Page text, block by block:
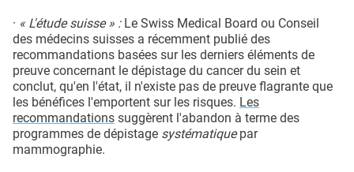
· « L'étude suisse » :Le Swiss Medical Board ou Conseil
des médecins suisses a récemment publié des
recommandations basées sur les derniers éléments de
preuve concernant le dépistage du cancer du sein et
conclut, qu'en l'état, il n'existe pas de preuve flagrante que
les bénéfices l'emportent sur les risques. Les
recommandations suggèrent l'abandon à terme des
programmes de dépistage systématiquepar
mammographie.